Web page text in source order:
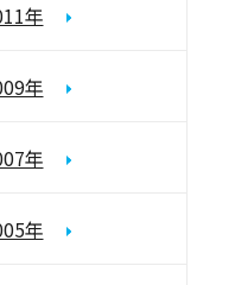
年
年
年
年